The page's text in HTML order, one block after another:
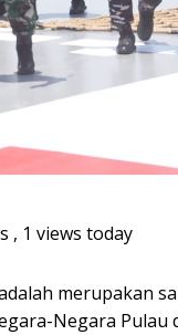
, 1 views today
merupakan
Negara Pulau